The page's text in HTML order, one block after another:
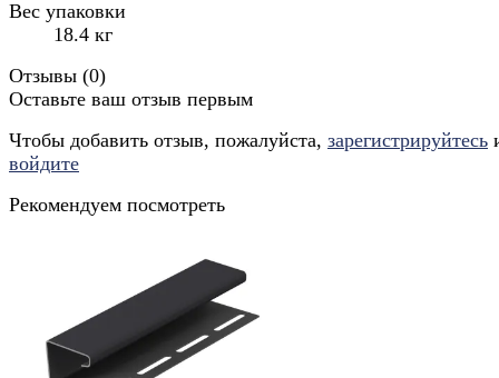
Вес упаковки
18.4 кг
Отзывы (0)
Оставьте ваш отзыв первым
Чтобы добавить отзыв, пожалуйста, зарегистрируйтесь
войдите
Рекомендуем посмотреть